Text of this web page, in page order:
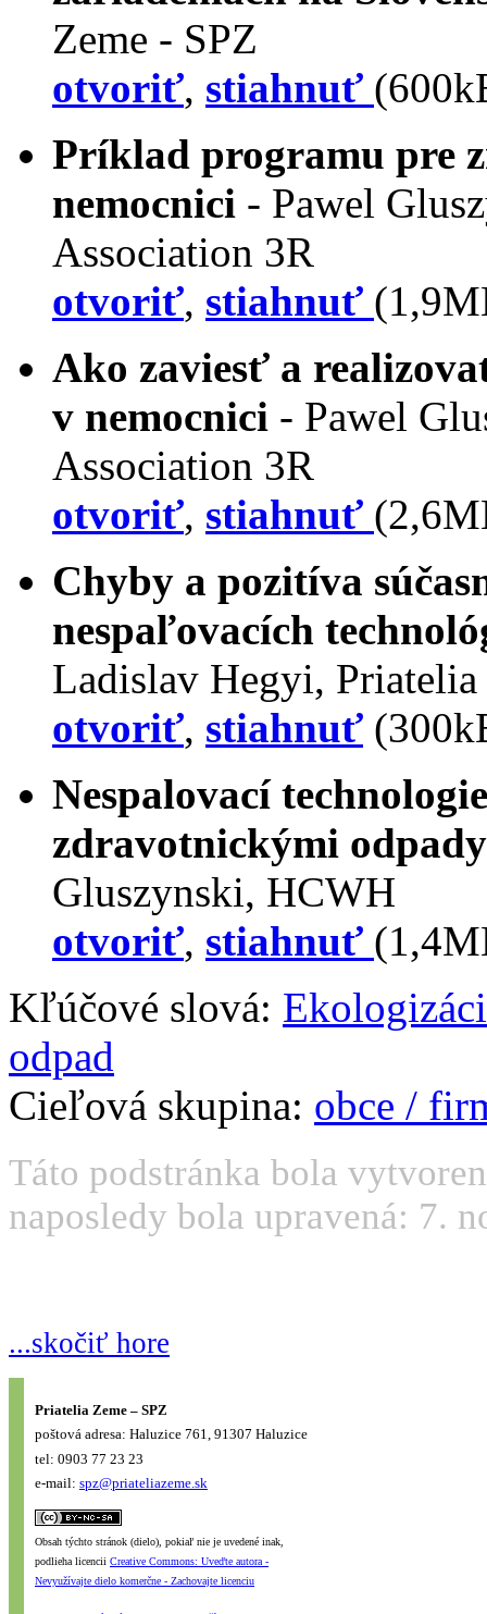
Zeme - SPZ
otvoriť, stiahnuť
Príklad programu pre
nemocnici - Pawel
Association 3R
otvoriť, stiahnuť
Ako zaviesť a
v nemocnici - Pawel
Association 3R
otvoriť, stiahnuť
Chyby a pozitíva
nespaľovacích
Ladislav Hegyi, Priatelia
otvoriť, stiahnuť
Nespalovací
zdravotnickými odpady
Gluszynski, HCWH
otvoriť, stiahnuť
Kľúčové slová:
odpad
Cieľová skupina: obce /
Táto podstránka bola
naposledy bola upravená: 7.
...skočiť hore
Priatelia Zeme – SPZ
poštová adresa: Haluzice 761, 91307 Haluzice
tel: 0903 77 23 23
e-mail: spz@priateliazeme.sk
Obsah týchto stránok (dielo), pokiaľ nie je uvedené inak,
podlieha licencii Creative Commons: Uveďte autora -
Nevyužívajte dielo komerčne - Zachovajte licenciu